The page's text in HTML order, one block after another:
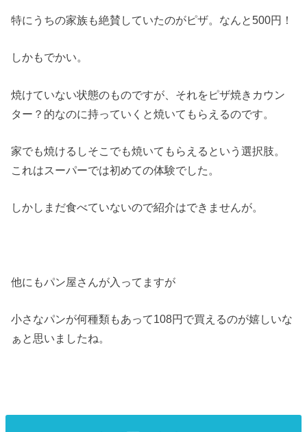
特にうちの家族も絶賛していたのがピザ。なんと500円！
しかもでかい。
焼けていない状態のものですが、それをピザ焼きカウン
ター？的なのに持っていくと焼いてもらえるのです。
家でも焼けるしそこでも焼いてもらえるという選択肢。
これはスーパーでは初めての体験でした。
しかしまだ食べていないので紹介はできませんが。
他にもパン屋さんが入ってますが
小さなパンが何種類もあって108円で買えるのが嬉しいな
ぁと思いましたね。